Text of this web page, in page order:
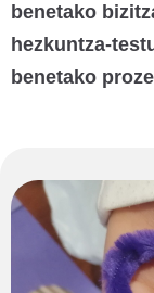
benetako
hezkuntza-
benetako